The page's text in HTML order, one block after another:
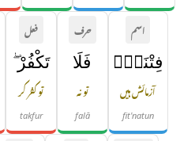
اسم
فِتْنَةٌۭ
آزمائش ہیں
fit'natun
حرف
فَلَا
تو نہ
falā
فعل
تَكْفُرْ ۖ
تو کفر کر
takfur